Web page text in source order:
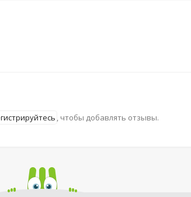
, чтобы добавлять отзывы.